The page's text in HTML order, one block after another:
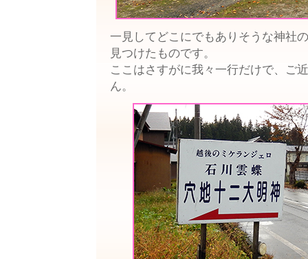
一見してどこにでもありそうな神社
見つけたものです。
ここはさすがに我々一行だけで、ご
ん。